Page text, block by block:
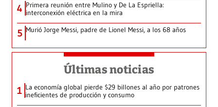
4 Primera reunión entre Mulino y De La Espriella:
interconexión eléctrica en la mira
5 Murió Jorge Messi, padre de Lionel Messi, a los 68 años
Últimas noticias
1 La economía global pierde $29 billones al año por patrones
ineficientes de producción y consumo